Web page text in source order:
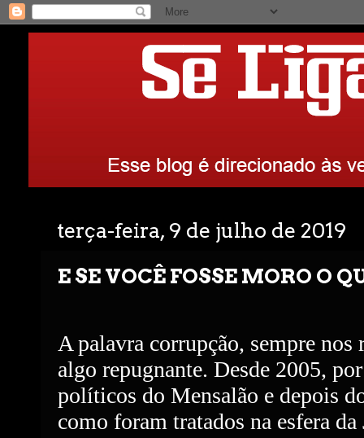
terça-feira, 9 de julho de 2019
E SE VOCÊ FOSSE MORO O
A palavra corrupção, sempre
algo repugnante. Desde 2005,
políticos do Mensalão e depois
como foram tratados na esfera